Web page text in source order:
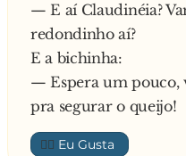
— E aí Claudinéia?
redondinho aí?
E a bichinha:
— Espera um pouco,
pra segurar o queijo!
👍🏼